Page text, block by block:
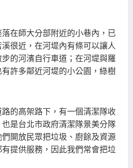
在師大分部附近的小巷內，已
很近，在河堤內有條可以讓人
的河濱自行車道；在河堤與羅
許多鄰近河堤的小公園，綠樹
的高架路下，有一個清潔隊收
是台北市政府清潔隊景美分隊
開放民眾把垃圾、廚餘及資源
提供服務，因此我們常會把垃